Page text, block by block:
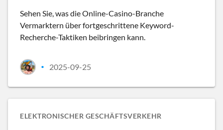
Sehen Sie, was die Online-Casino-Branche
Vermarktern über fortgeschrittene Keyword-
Recherche-Taktiken beibringen kann.
• 2025-09-25
ELEKTRONISCHER GESCHÄFTSVERKEHR